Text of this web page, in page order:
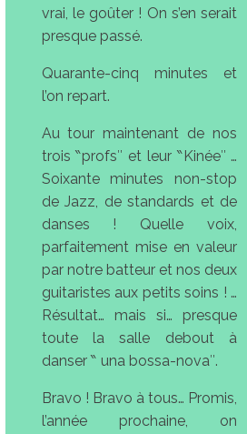
vrai, le goûter ! On s’en serait
presque passé.
Quarante-cinq minutes et
l’on repart.
Au tour maintenant de nos
trois ‶profs″ et leur ‶Kinée″ …
Soixante minutes non-stop
de Jazz, de standards et de
danses ! Quelle voix,
parfaitement mise en valeur
par notre batteur et nos deux
guitaristes aux petits soins ! …
Résultat… mais si… presque
toute la salle debout à
danser ‶ una bossa-nova″.
Bravo ! Bravo à tous… Promis,
l’année prochaine, on